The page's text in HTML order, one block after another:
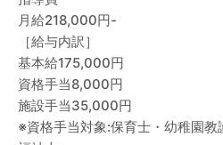
月給218,000円-
［給与内訳］
基本給175,000円
資格手当8,000円
施設手当35,000円
※資格手当対象:保育士・幼稚園